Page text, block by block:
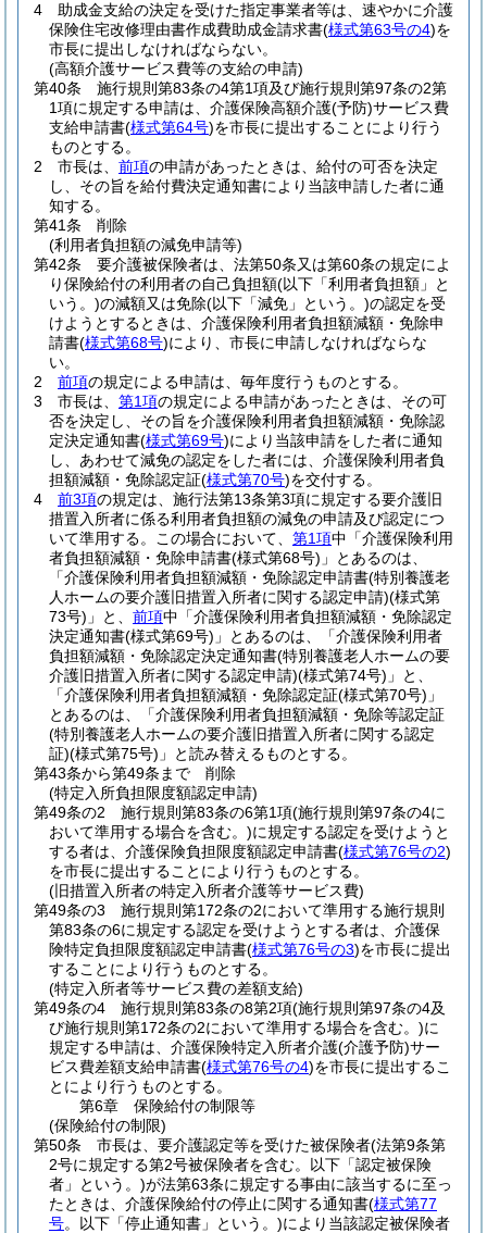
4
助成金支給の決定を受けた指定事業者等は、速やかに介護
保険住宅改修理由書作成費助成金請求書(様式第63号の4)を
市長に提出しなければならない。
(高額介護サービス費等の支給の申請)
第40条
施行規則第83条の4第1項及び施行規則第97条の2第
1項に規定する申請は、介護保険高額介護(予防)サービス費
支給申請書(様式第64号)を市長に提出することにより行う
ものとする。
2
市長は、 前項の申請があったときは、給付の可否を決定
し、その旨を給付費決定通知書により当該申請した者に通
知する。
第41条
削除
(利用者負担額の減免申請等)
第42条
要介護被保険者は、法第50条又は第60条の規定によ
り保険給付の利用者の自己負担額(以下「利用者負担額」と
いう。)の減額又は免除(以下「減免」という。)の認定を受
けようとするときは、介護保険利用者負担額減額・免除申
請書(様式第68号)により、市長に申請しなければならな
い。
2
前項の規定による申請は、毎年度行うものとする。
3
市長は、 第1項の規定による申請があったときは、その可
否を決定し、その旨を介護保険利用者負担額減額・免除認
定決定通知書(様式第69号)により当該申請をした者に通知
し、あわせて減免の認定をした者には、介護保険利用者負
担額減額・免除認定証(様式第70号)を交付する。
4
前3項の規定は、施行法第13条第3項に規定する要介護旧
措置入所者に係る利用者負担額の減免の申請及び認定につ
いて準用する。
この場合において、 第1項中「介護保険利用
者負担額減額・免除申請書(様式第68号) 」とあるのは、
「介護保険利用者負担額減額・免除認定申請書(特別養護老
人ホームの要介護旧措置入所者に関する認定申請)(様式第
73号) 」と、 前項中「介護保険利用者負担額減額・免除認定
決定通知書(様式第69号) 」とあるのは、「介護保険利用者
負担額減額・免除認定決定通知書(特別養護老人ホームの要
介護旧措置入所者に関する認定申請)(様式第74号) 」と、
「介護保険利用者負担額減額・免除認定証(様式第70号) 」
とあるのは、「介護保険利用者負担額減額・免除等認定証
(特別養護老人ホームの要介護旧措置入所者に関する認定
証)(様式第75号) 」と読み替えるものとする。
第43条から第49条まで
削除
(特定入所負担限度額認定申請)
第49条の2
施行規則第83条の6第1項(施行規則第97条の4に
おいて準用する場合を含む。)に規定する認定を受けようと
する者は、介護保険負担限度額認定申請書(様式第76号の2)
を市長に提出することにより行うものとする。
(旧措置入所者の特定入所者介護等サービス費)
第49条の3
施行規則第172条の2において準用する施行規則
第83条の6に規定する認定を受けようとする者は、介護保
険特定負担限度額認定申請書(様式第76号の3)を市長に提出
することにより行うものとする。
(特定入所者等サービス費の差額支給)
第49条の4
施行規則第83条の8第2項(施行規則第97条の4及
び施行規則第172条の2において準用する場合を含む。)に
規定する申請は、介護保険特定入所者介護(介護予防)サー
ビス費差額支給申請書(様式第76号の4)を市長に提出するこ
とにより行うものとする。
第6章
保険給付の制限等
(保険給付の制限)
第50条
市長は、要介護認定等を受けた被保険者(法第9条第
2号に規定する第2号被保険者を含む。以下「認定被保険
者」という。)が法第63条に規定する事由に該当するに至っ
たときは、介護保険給付の停止に関する通知書(様式第77
号。以下「停止通知書」という。)により当該認定被保険者